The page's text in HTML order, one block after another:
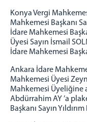
İDARİ BİRİMLER
İDARİ İŞLER
VEZNE VE ÖNBÜRO
DAVA DAİRELERİ
1.İDARİ DAVA
2 İDARİ DAVA
Konya Vergi
Mahkemesi Başkanı
İdare Mahkemesi
Üyesi Sayın İsmail
İdare Mahkemesi
Ankara İdare
Mahkemesi Üyesi
Mahkemesi Üyeliğine
Abdürrahim AY ’a
Başkanı Sayın